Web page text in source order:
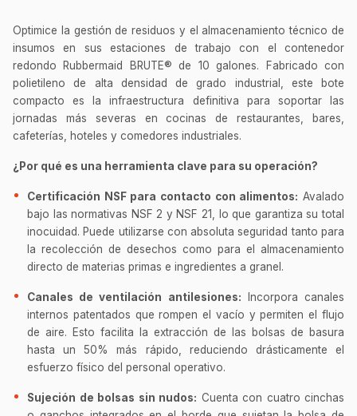
Optimice la gestión de residuos y el almacenamiento técnico de
insumos en sus estaciones de trabajo con el contenedor
redondo Rubbermaid BRUTE® de 10 galones. Fabricado con
polietileno de alta densidad de grado industrial, este bote
compacto es la infraestructura definitiva para soportar las
jornadas más severas en cocinas de restaurantes, bares,
cafeterías, hoteles y comedores industriales.
¿Por qué es una herramienta clave para su operación?
Certificación NSF para contacto con alimentos: Avalado
bajo las normativas NSF 2 y NSF 21, lo que garantiza su total
inocuidad. Puede utilizarse con absoluta seguridad tanto para
la recolección de desechos como para el almacenamiento
directo de materias primas e ingredientes a granel.
Canales de ventilación antilesiones: Incorpora canales
internos patentados que rompen el vacío y permiten el flujo
de aire. Esto facilita la extracción de las bolsas de basura
hasta un 50% más rápido, reduciendo drásticamente el
esfuerzo físico del personal operativo.
Sujeción de bolsas sin nudos: Cuenta con cuatro cinchas